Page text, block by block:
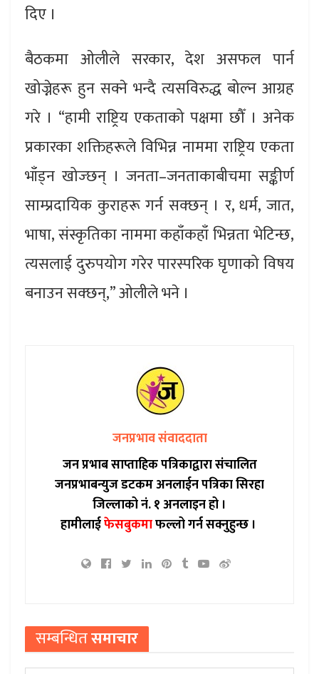
दिए ।
बैठकमा ओलीले सरकार, देश असफल पार्न
खोज्नेहरू हुन सक्ने भन्दै त्यसविरुद्ध बोल्न आग्रह
गरे । “हामी राष्ट्रिय एकताको पक्षमा छौँ । अनेक
प्रकारका शक्तिहरूले विभिन्न नाममा राष्ट्रिय एकता
भाँड्न खोज्छन् । जनता–जनताकाबीचमा सङ्कीर्ण
साम्प्रदायिक कुराहरू गर्न सक्छन् । र, धर्म, जात,
भाषा, संस्कृतिका नाममा कहाँकहाँ भिन्नता भेटिन्छ,
त्यसलाई दुरुपयोग गरेर पारस्परिक घृणाको विषय
बनाउन सक्छन्,” ओलीले भने ।
जनप्रभाव संवाददाता
जन प्रभाब साप्ताहिक पत्रिकाद्वारा संचालित
जनप्रभाबन्युज डटकम अनलाईन पत्रिका सिरहा
जिल्लाको नं. १ अनलाइन हो ।
हामीलाईफेसबुकमाफल्लो गर्न सक्नुहुन्छ ।
सम्बन्धितसमाचार